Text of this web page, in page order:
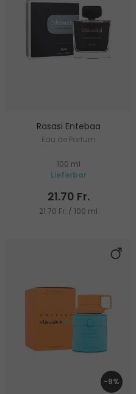
Rasasi Entebaa
Eau de Parfum
100 ml
Lieferbar
21.70 Fr.
21.70 Fr. / 100 ml
-9%